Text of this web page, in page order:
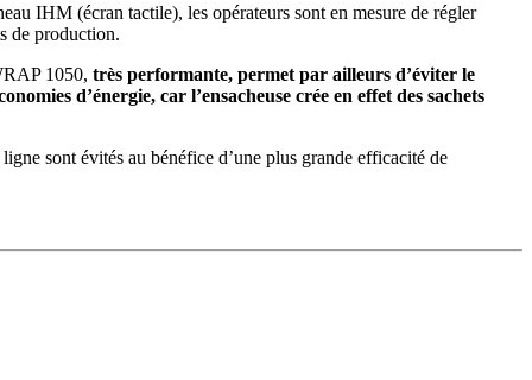
IHM (écran tactile), les opérateurs sont en mesure de régler
de production.
1050, très performante, permet par ailleurs d’éviter le
d’énergie, car l’ensacheuse crée en effet des sachets
sont évités au bénéfice d’une plus grande efficacité de